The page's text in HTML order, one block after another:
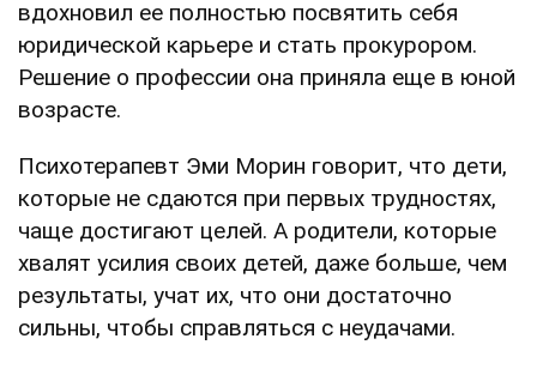
вдохновил ее полностью посвятить себя
юридической карьере и стать прокурором.
Решение о профессии она приняла еще в юной
возрасте.
Психотерапевт Эми Морин говорит, что дети,
которые не сдаются при первых трудностях,
чаще достигают целей. А родители, которые
хвалят усилия своих детей, даже больше, чем
результаты, учат их, что они достаточно
сильны, чтобы справляться с неудачами.